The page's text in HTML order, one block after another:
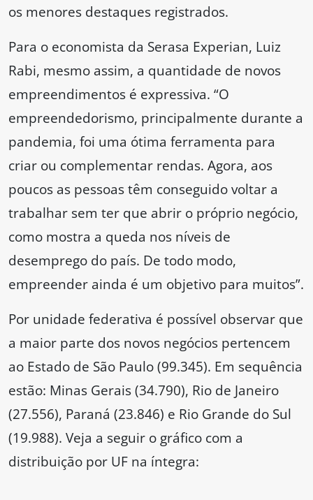
os menores destaques registrados.
Para o economista da Serasa Experian, Luiz
Rabi, mesmo assim, a quantidade de novos
empreendimentos é expressiva. “O
empreendedorismo, principalmente durante a
pandemia, foi uma ótima ferramenta para
criar ou complementar rendas. Agora, aos
poucos as pessoas têm conseguido voltar a
trabalhar sem ter que abrir o próprio negócio,
como mostra a queda nos níveis de
desemprego do país. De todo modo,
empreender ainda é um objetivo para muitos”.
Por unidade federativa é possível observar que
a maior parte dos novos negócios pertencem
ao Estado de São Paulo (99.345). Em sequência
estão: Minas Gerais (34.790), Rio de Janeiro
(27.556), Paraná (23.846) e Rio Grande do Sul
(19.988). Veja a seguir o gráfico com a
distribuição por UF na íntegra: